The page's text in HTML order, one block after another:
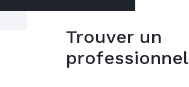
L’entretien d’une
PAC (pompe à
Trouver un
professionnel
5